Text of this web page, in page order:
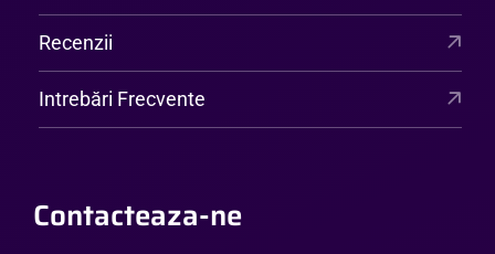
Recenzii
Intrebări Frecvente
Contacteaza-ne